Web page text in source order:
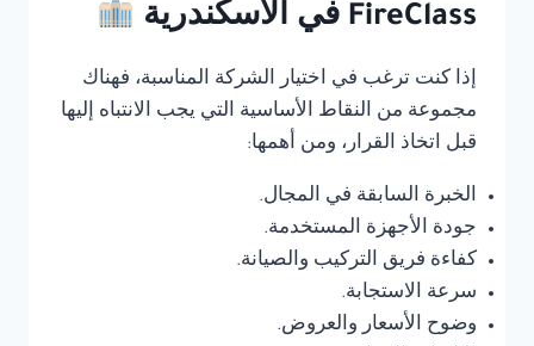
FireClass في الاسكندرية
إذا كنت ترغب في اختيار الشركة المناسبة، فهناك
مجموعة من النقاط الأساسية التي يجب الانتباه إليها
قبل اتخاذ القرار، ومن أهمها:
الخبرة السابقة في المجال.
جودة الأجهزة المستخدمة.
كفاءة فريق التركيب والصيانة.
سرعة الاستجابة.
وضوح الأسعار والعروض.